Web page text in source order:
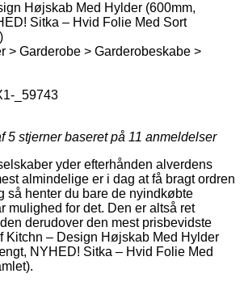
Højskab Med Hylder (600mm,
Sitka – Hvid Folie Med Sort
> Garderobe > Garderobeskabe >
_59743
5 stjerner baseret på 11 anmeldelser
yder efterhånden alverdens
almindelige er i dag at få bragt ordren
så henter du bare de nyindkøbte
mulighed for det. Den er altså ret
derudover den mest prisbevidste
Kitchn – Design Højskab Med Hylder
NYHED! Sitka – Hvid Folie Med